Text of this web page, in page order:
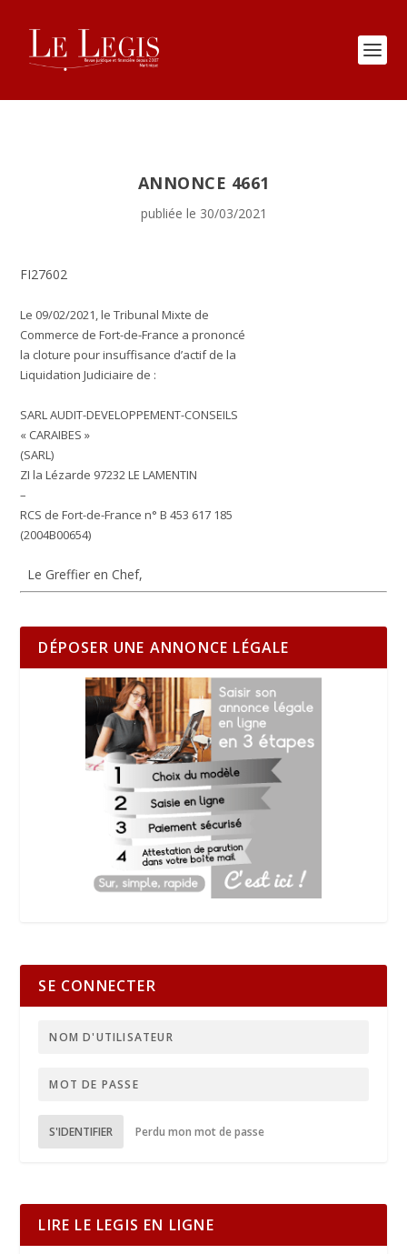
ANNONCE 4661
publiée le 30/03/2021
FI27602
Le 09/02/2021, le Tribunal Mixte de
Commerce de Fort-de-France a prononcé
la cloture pour insuffisance d’actif de la
Liquidation Judiciaire de :
SARL AUDIT-DEVELOPPEMENT-CONSEILS
« CARAIBES »
(SARL)
ZI la Lézarde 97232 LE LAMENTIN
–
RCS de Fort-de-France n° B 453 617 185
(2004B00654)
Le Greffier en Chef,
DÉPOSER UNE ANNONCE LÉGALE
SE CONNECTER
S'IDENTIFIER Perdu mon mot de passe
LIRE LE LEGIS EN LIGNE